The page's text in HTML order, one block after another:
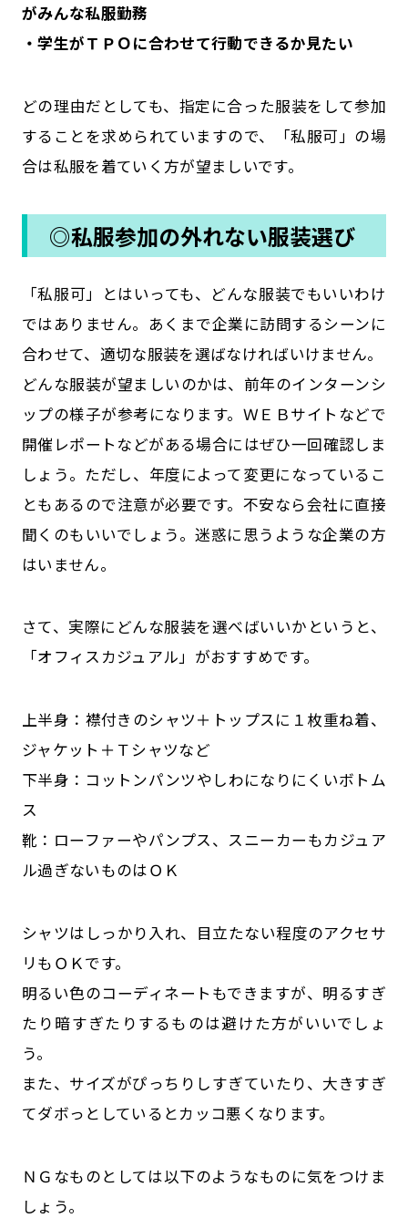
がみんな私服勤務
・学生がＴＰＯに合わせて行動できるか見たい
どの理由だとしても、指定に合った服装をして参加
することを求められていますので、「私服可」の場
合は私服を着ていく方が望ましいです。
◎私服参加の外れない服装選び
「私服可」とはいっても、どんな服装でもいいわけ
ではありません。あくまで企業に訪問するシーンに
合わせて、適切な服装を選ばなければいけません。
どんな服装が望ましいのかは、前年のインターンシ
ップの様子が参考になります。ＷＥＢサイトなどで
開催レポートなどがある場合にはぜひ一回確認しま
しょう。ただし、年度によって変更になっているこ
ともあるので注意が必要です。不安なら会社に直接
聞くのもいいでしょう。迷惑に思うような企業の方
はいません。
さて、実際にどんな服装を選べばいいかというと、
「オフィスカジュアル」がおすすめです。
上半身：襟付きのシャツ＋トップスに１枚重ね着、
ジャケット＋Ｔシャツなど
下半身：コットンパンツやしわになりにくいボトム
ス
靴：ローファーやパンプス、スニーカーもカジュア
ル過ぎないものはＯＫ
シャツはしっかり入れ、目立たない程度のアクセサ
リもＯＫです。
明るい色のコーディネートもできますが、明るすぎ
たり暗すぎたりするものは避けた方がいいでしょ
う。
また、サイズがぴっちりしすぎていたり、大きすぎ
てダボっとしているとカッコ悪くなります。
ＮＧなものとしては以下のようなものに気をつけま
しょう。